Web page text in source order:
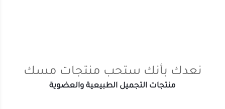
نعدك بأنك ستحب منتجات مسك
منتجات التجميل الطبيعية والعضوية